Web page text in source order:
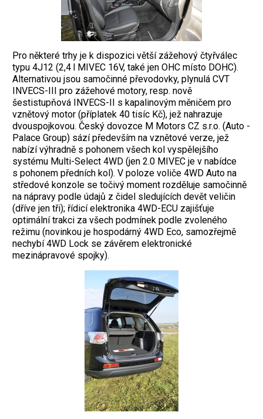
Pro některé trhy je k dispozici větší zážehový čtyřválec
typu 4J12 (2,4 l MIVEC 16V, také jen OHC místo DOHC).
Alternativou jsou samočinné převodovky, plynulá CVT
INVECS-III pro zážehové motory, resp. nově
šestistupňová INVECS-II s kapalinovým měničem pro
vznětový motor (příplatek 40 tisíc Kč), jež nahrazuje
dvouspojkovou. Český dovozce M Motors CZ s.r.o. (Auto ­
Palace Group) sází především na vznětové verze, jež
nabízí výhradně s pohonem všech kol vyspělejšího
systému Multi-Select 4WD (jen 2.0 MIVEC je v nabídce
s pohonem předních kol). V poloze voliče 4WD Auto na
středové konzole se točivý moment rozděluje samočinně
na nápravy podle údajů z čidel sledujících devět veličin
(dříve jen tři); řídicí elektronika 4WD-ECU zajišťuje
optimální trakci za všech podmínek podle zvoleného
režimu (novinkou je hospodárný 4WD Eco, samozřejmě
nechybí 4WD Lock se závěrem elektronické
mezinápravové spojky).